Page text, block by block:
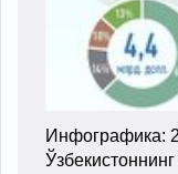
Инфографика: